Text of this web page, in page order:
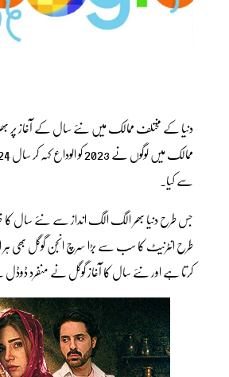
دنیا کے مختلف ممالک میں نئے سال کے آغاز پر بھر
سے کیا۔
جس طرح دنیا بھر الگ الگ انداز سے نئے سال کا
طرح انٹرنیٹ کا سب سے بڑا سرچ انجن گوگل بھی
کرتا ہے اور نئے سال کا آغاز گوگل نے منفرد